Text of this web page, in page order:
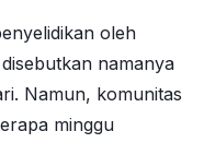
oleh
namanya
Namun, komunitas
minggu